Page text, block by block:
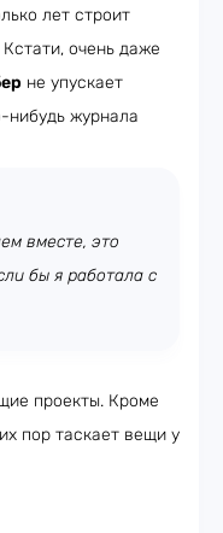
лет строит
очень даже
не упускает
нибудь журнала
вместе, это
бы я работала с
проекты. Кроме
пор таскает вещи у